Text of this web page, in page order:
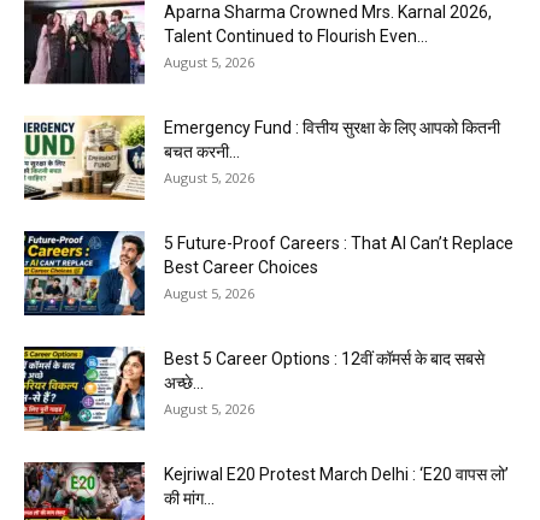
Aparna Sharma Crowned Mrs. Karnal 2026,
Talent Continued to Flourish Even...
August 5, 2026
Emergency Fund : वित्तीय सुरक्षा के लिए आपको कितनी
बचत करनी...
August 5, 2026
5 Future-Proof Careers : That AI Can’t Replace
Best Career Choices
August 5, 2026
Best 5 Career Options : 12वीं कॉमर्स के बाद सबसे
अच्छे...
August 5, 2026
Kejriwal E20 Protest March Delhi : ‘E20 वापस लो’
की मांग...